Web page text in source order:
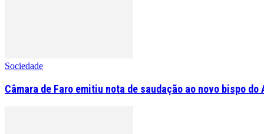
Sociedade
Câmara de Faro emitiu nota de saudação ao novo bispo do